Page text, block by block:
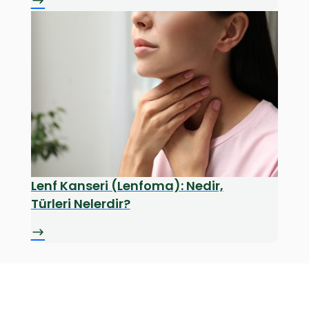
Lenf Kanseri (Lenfoma): Nedir,
Türleri Nelerdir?